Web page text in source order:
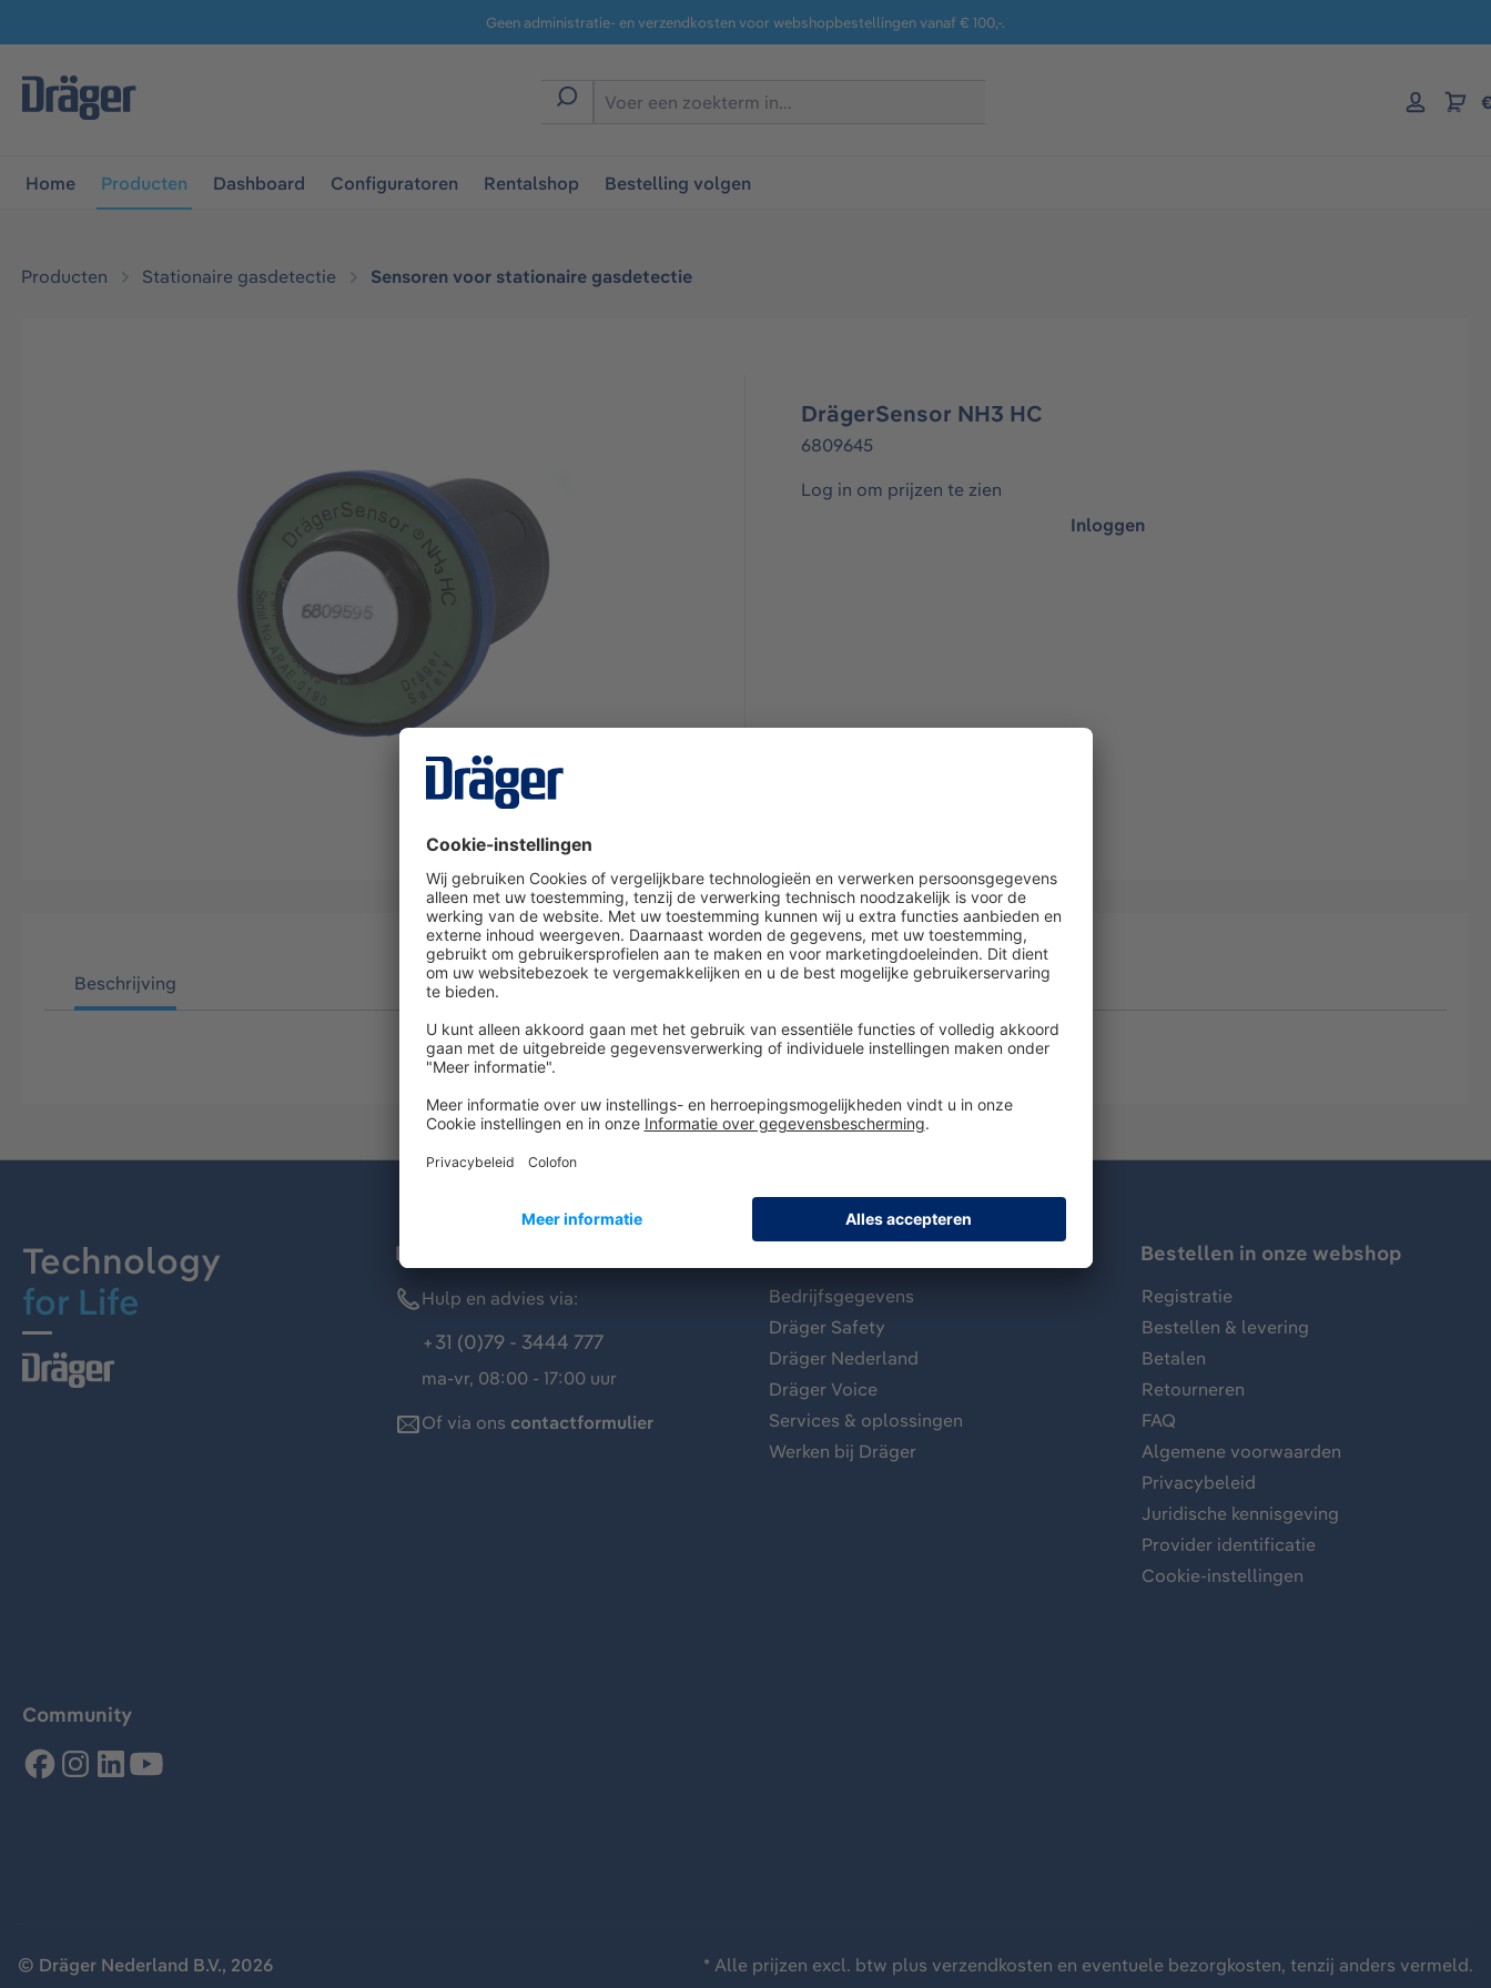
Ga naar navigatie B2B-platformGeen administratie- en verzendkosten voor webshopbestellingen vanaf € 100,-.
Home Producten Dashboard Configuratoren Rentalshop Bestelling volgen
Producten Stationaire gasdetectie Sensoren voor stationaire gasdetectie
DrägerSensor NH3 HC
6809645
Log in om prijzen te zien
Inloggen
Beschrijving
Technology
for Life
Dräger klantenservice
Hulp en advies via:
+31 (0)79 - 3444 777
ma-vr, 08:00 - 17:00 uur
Of via ons contactformulier
Bedrijfsgegevens
Dräger Safety
Dräger Nederland
Dräger Voice
Services & oplossingen
Werken bij Dräger
Bestellen in onze webshop
Registratie
Bestellen & levering
Betalen
Retourneren
FAQ
Algemene voorwaarden
Privacybeleid
Juridische kennisgeving
Provider identificatie
Cookie-instellingen
Community
© Dräger Nederland B.V., 2026 * Alle prijzen excl. btw plus verzendkosten en eventuele bezorgkosten, tenzij anders vermeld.